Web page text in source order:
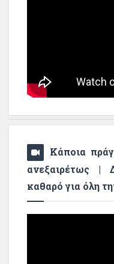
Κάποια
ανεξαιρέτως |
καθαρό για όλη